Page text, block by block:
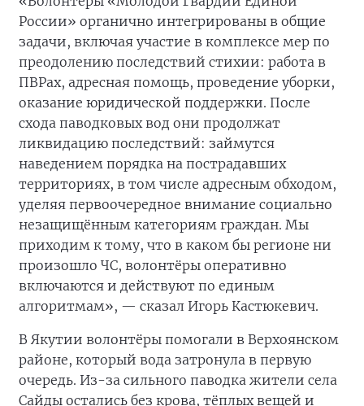
России» органично интегрированы в общие
задачи, включая участие в комплексе мер по
преодолению последствий стихии: работа в
ПВРах, адресная помощь, проведение уборки,
оказание юридической поддержки. После
схода паводковых вод они продолжат
ликвидацию последствий: займутся
наведением порядка на пострадавших
территориях, в том числе адресным обходом,
уделяя первоочередное внимание социально
незащищённым категориям граждан. Мы
приходим к тому, что в каком бы регионе ни
произошло ЧС, волонтёры оперативно
включаются и действуют по единым
алгоритмам», — сказал Игорь Кастюкевич.
В Якутии волонтёры помогали в Верхоянском
районе, который вода затронула в первую
очередь. Из-за сильного паводка жители села
Сайды остались без крова, тёплых вещей и